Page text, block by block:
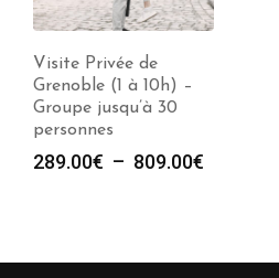
Visite Privée de
Grenoble (1 à 10h) –
Groupe jusqu’à 30
personnes
289.00€ – 809.00€
à